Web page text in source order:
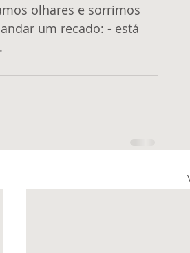
olhares e sorrimos
um recado: - está